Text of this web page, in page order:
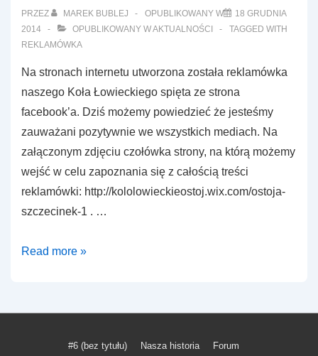
PRZEZ MAREK BUBLEJ OPUBLIKOWANY W
18 GRUDNIA
2014
OPUBLIKOWANY WAKTUALNOŚCI
TAGGED WITH
REKLAMÓWKA
Na stronach internetu utworzona została reklamówka
naszego Koła Łowieckiego spięta ze strona
facebook’a. Dziś możemy powiedzieć że jesteśmy
zauważani pozytywnie we wszystkich mediach. Na
załączonym zdjęciu czołówka strony, na którą możemy
wejść w celu zapoznania się z całością treści
reklamówki: http://kololowieckieostoj.wix.com/ostoja-
szczecinek-1 . …
Hunting
na
Read more »
Menu
#6 (bez tytułu) Nasza historia Forum